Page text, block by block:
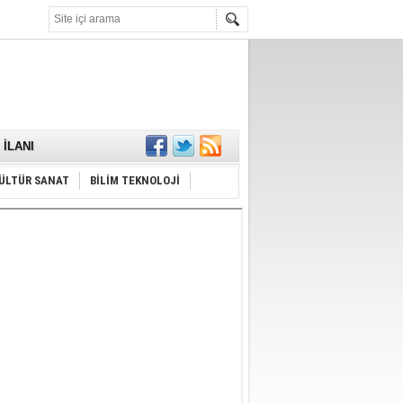
İLANI
SANAT BİLİM TEKNOLOJİ